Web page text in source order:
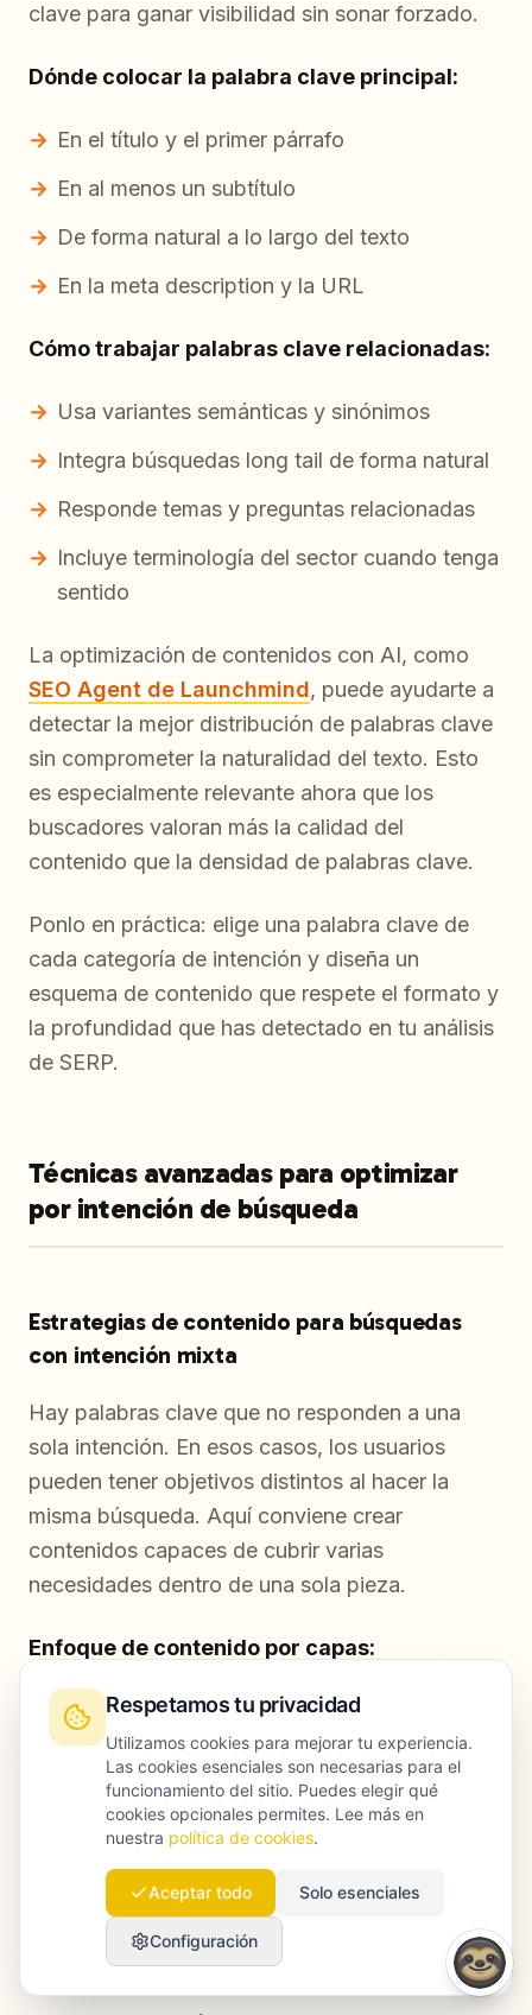
clave para ganar visibilidad sin sonar forzado.
Dónde colocar la palabra clave principal:
En el título y el primer párrafo
En al menos un subtítulo
De forma natural a lo largo del texto
En la meta description y la URL
Cómo trabajar palabras clave relacionadas:
Usa variantes semánticas y sinónimos
Integra búsquedas long tail de forma natural
Responde temas y preguntas relacionadas
Incluye terminología del sector cuando tenga
sentido
La optimización de contenidos con AI, como
SEO Agent de Launchmind, puede ayudarte a
detectar la mejor distribución de palabras clave
sin comprometer la naturalidad del texto. Esto
es especialmente relevante ahora que los
buscadores valoran más la calidad del
contenido que la densidad de palabras clave.
Ponlo en práctica: elige una palabra clave de
cada categoría de intención y diseña un
esquema de contenido que respete el formato y
la profundidad que has detectado en tu análisis
de SERP.
Técnicas avanzadas para optimizar
por intención de búsqueda
Estrategias de contenido para búsquedas
con intención mixta
Hay palabras clave que no responden a una
sola intención. En esos casos, los usuarios
pueden tener objetivos distintos al hacer la
misma búsqueda. Aquí conviene crear
contenidos capaces de cubrir varias
necesidades dentro de una sola pieza.
Enfoque de contenido por capas:
Empieza por la intención dominante
Añade secciones que respondan a
intenciones secundarias
Usa enlaces internos para llevar al usuario a
páginas más específicas
Facilita la navegación entre bloques de
contenido según la necesidad
Respetamos tu privacidad
Utilizamos cookies para mejorar tu experiencia.
Las cookies esenciales son necesarias para el
funcionamiento del sitio. Puedes elegir qué
cookies opcionales permites. Lee más en
nuestra política de cookies.
Aceptar todo Solo esenciales
Configuración